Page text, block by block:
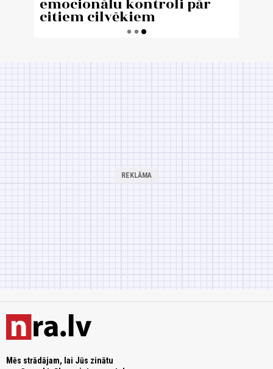
Mēs strādājam, lai Jūs zinātu